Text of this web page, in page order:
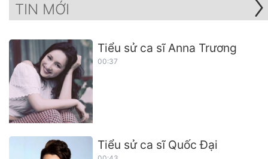
TIN MỚI
Tiểu sử ca sĩ Anna Trương
00:37
Tiểu sử ca sĩ Quốc Đại